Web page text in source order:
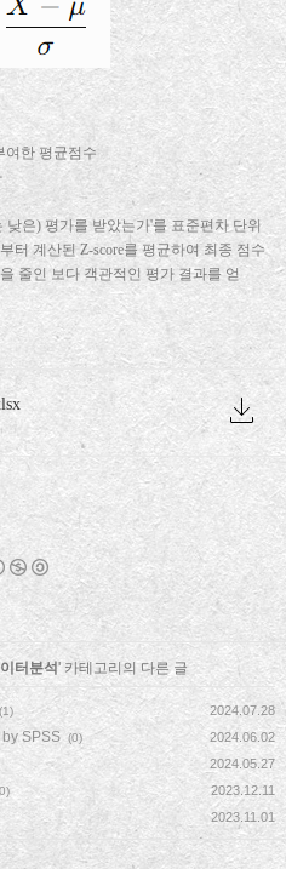
여한 평균점수
은) 평가를 받았는가'를 표준편차 단위
터 계산된 Z-score를 평균하여 최종 점수
줄인 보다 객관적인 평가 결과를 얻
터분석' 카테고리의 다른 글
(1) 2024.07.28
SPSS (0) 2024.06.02
2024.05.27
2023.12.11
2023.11.01